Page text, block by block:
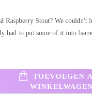
Raspberry Stout? We couldn't
had to put some of it into
TOEVOEGEN